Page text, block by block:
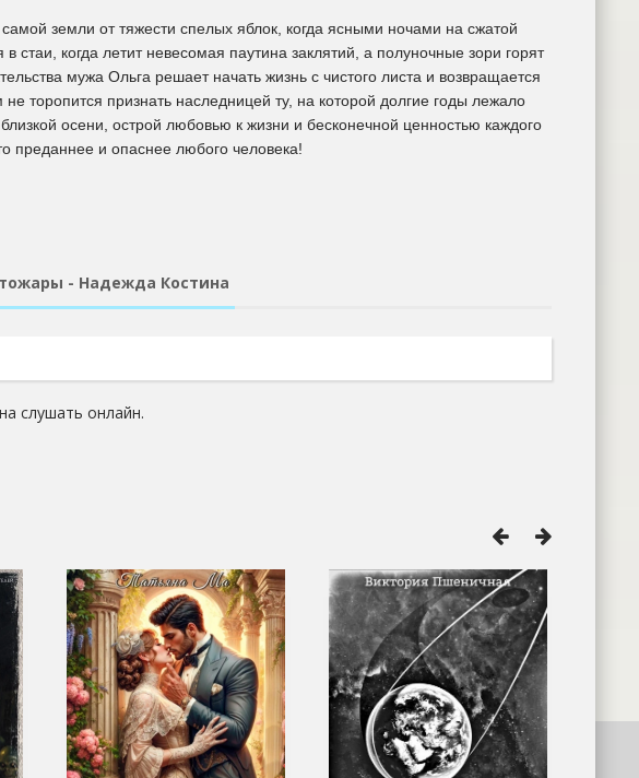
земли от тяжести спелых яблок, когда ясными ночами на сжатой
когда летит невесомая паутина заклятий, а полуночные зори горят
мужа Ольга решает начать жизнь с чистого листа и возвращается
торопится признать наследницей ту, на которой долгие годы лежало
осени, острой любовью к жизни и бесконечной ценностью каждого
преданнее и опаснее любого человека!
- Надежда Костина
слушать онлайн.